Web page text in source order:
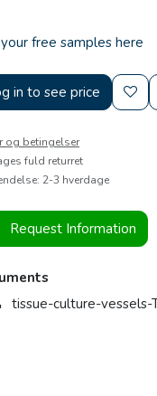
free samples here
in to see price
og betingelser
fuld returret
2-3 hverdage
Request Information
tissue-culture-